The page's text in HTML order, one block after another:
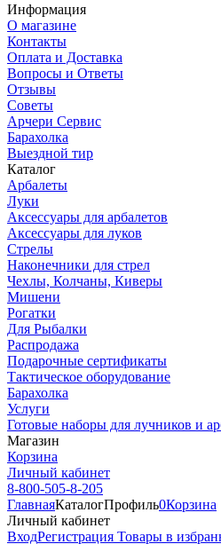
Информация
О магазине
Контакты
Оплата и Доставка
Вопросы и Ответы
Отзывы
Советы
Арчери Сервис
Барахолка
Выездной тир
Каталог
Арбалеты
Луки
Аксессуары для арбалетов
Аксессуары для луков
Стрелы
Наконечники для стрел
Чехлы, Колчаны, Киверы
Мишени
Рогатки
Для Рыбалки
Распродажа
Подарочные сертификаты
Тактическое оборудование
Барахолка
Услуги
Готовые наборы для лучников и
Магазин
Корзина
Личный кабинет
8-800-505-8-205
ГлавнаяКаталогПрофиль0Корзина
Личный кабинет
ВходРегистрация Товары в